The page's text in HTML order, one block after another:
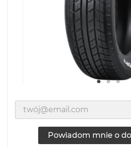
Powiadom mnie o